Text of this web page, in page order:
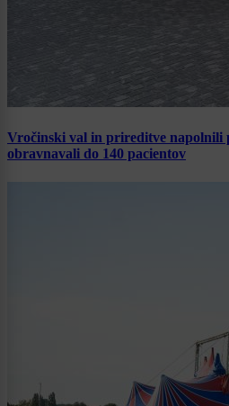
Vročinski val in prireditve napolnili
obravnavali do 140 pacientov